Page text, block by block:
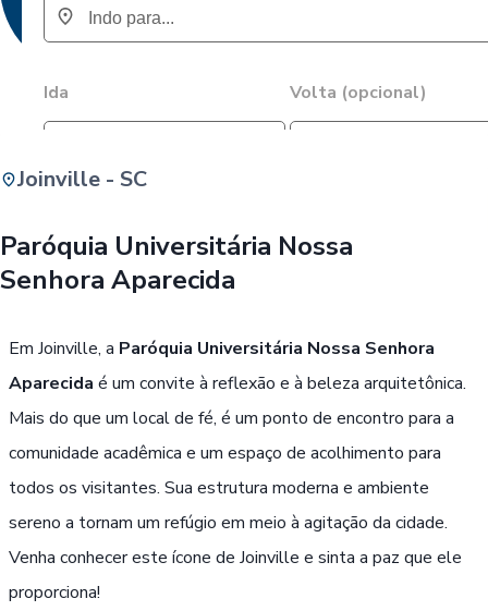
Ida Volta (opcional)
Passe Livre, Idoso ou ID Jovem
Joinville - SC
Paróquia Universitária Nossa
Senhora Aparecida
Em Joinville, a Paróquia Universitária Nossa Senhora
Aparecida é um convite à reflexão e à beleza arquitetônica.
Mais do que um local de fé, é um ponto de encontro para a
comunidade acadêmica e um espaço de acolhimento para
todos os visitantes. Sua estrutura moderna e ambiente
sereno a tornam um refúgio em meio à agitação da cidade.
Venha conhecer este ícone de Joinville e sinta a paz que ele
proporciona!